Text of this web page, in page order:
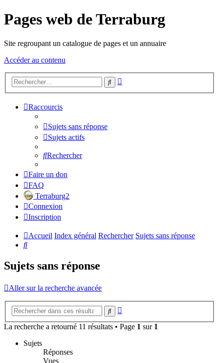
Pages web de Terraburg
Site regroupant un catalogue de pages et un annuaire
Accéder au contenu
Rechercher
Raccourcis
Sujets sans réponse
Sujets actifs
Rechercher
Faire un don
FAQ
Terraburg2
Connexion
Inscription
Accueil Index général Rechercher Sujets sans réponse
Rechercher
Sujets sans réponse
Aller sur la recherche avancée
Rechercher
La recherche a retourné 11 résultats • Page 1 sur 1
Sujets
Réponses
Vues